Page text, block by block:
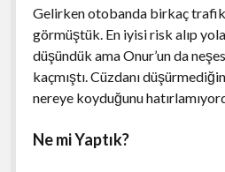
Gelirken otobanda birkaç
görmüştük. En iyisi risk alıp
düşündük ama Onur’un da
kaçmıştı. Cüzdanı
nereye koyduğunu
Ne mi Yaptık?